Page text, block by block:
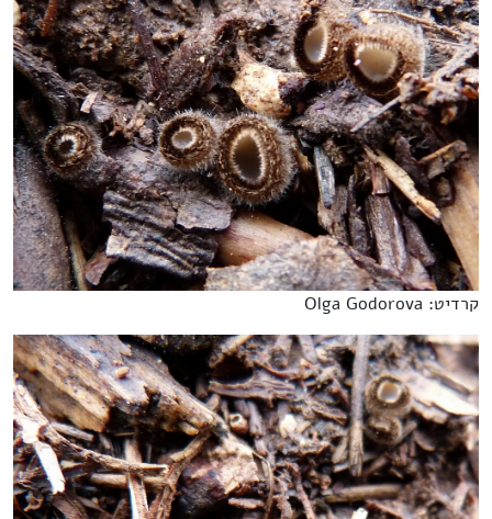
קרדיט: Olga Godorova